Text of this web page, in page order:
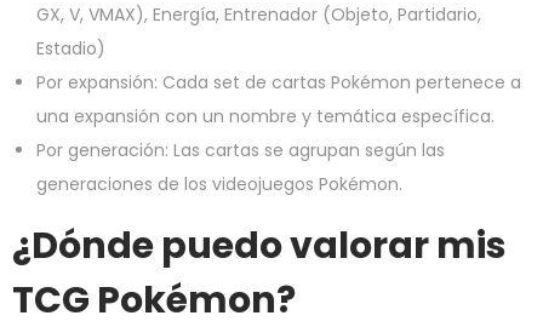
GX, V, VMAX), Energía, Entrenador (Objeto, Partidario,
Estadio)
Por expansión: Cada set de cartas Pokémon pertenece a
una expansión con un nombre y temática específica.
Por generación: Las cartas se agrupan según las
generaciones de los videojuegos Pokémon.
¿Dónde puedo valorar mis
TCG Pokémon?